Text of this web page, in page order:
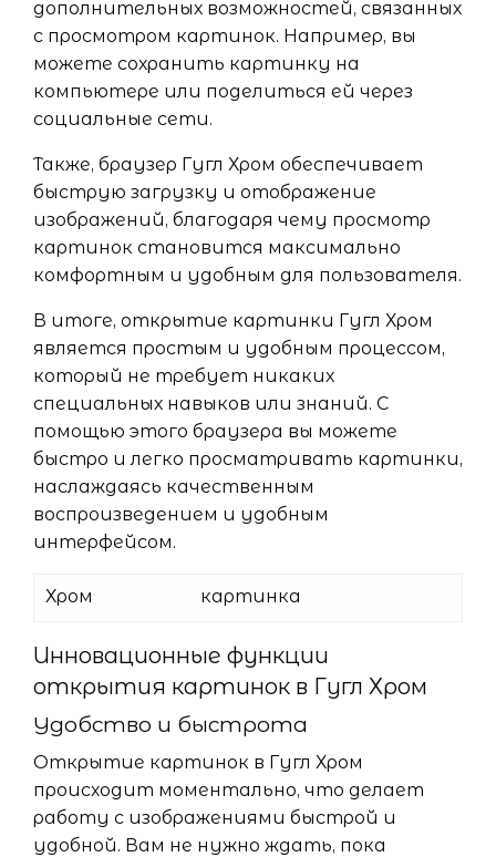
дополнительных возможностей, связанных
с просмотром картинок. Например, вы
можете сохранить картинку на
компьютере или поделиться ей через
социальные сети.
Также, браузер Гугл Хром обеспечивает
быструю загрузку и отображение
изображений, благодаря чему просмотр
картинок становится максимально
комфортным и удобным для пользователя.
В итоге, открытие картинки Гугл Хром
является простым и удобным процессом,
который не требует никаких
специальных навыков или знаний. С
помощью этого браузера вы можете
быстро и легко просматривать картинки,
наслаждаясь качественным
воспроизведением и удобным
интерфейсом.
Хром картинка
Инновационные функции
открытия картинок в Гугл Хром
Удобство и быстрота
Открытие картинок в Гугл Хром
происходит моментально, что делает
работу с изображениями быстрой и
удобной. Вам не нужно ждать, пока